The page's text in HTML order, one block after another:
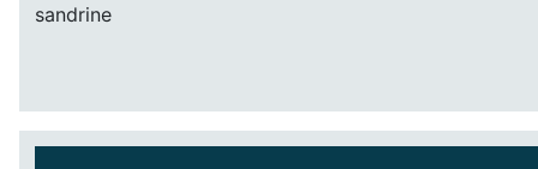
sandrine